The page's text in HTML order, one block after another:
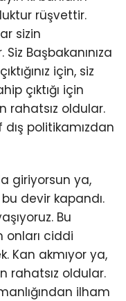
rüşvettir.
sizin
Başbakanınıza
için, siz
çıktığı için
rahatsız oldular.
dış politikamızdan
giriyorsun ya,
devir kapandı.
Bu
ciddi
Kan akmıyor ya,
rahatsız oldular.
ilham